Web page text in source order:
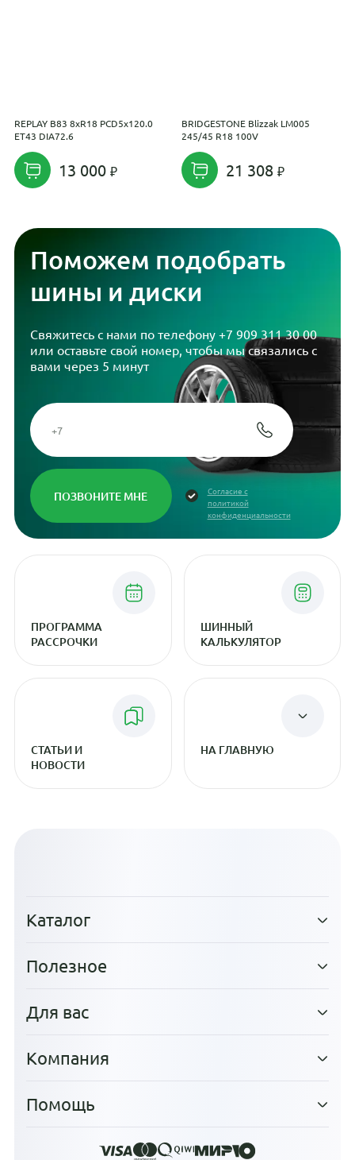
REPLAY B83 8xR18 PCD5x120.0
ET43 DIA72.6
13 000
BRIDGESTONE Blizzak LM005
245/45 R18 100V
21 308
Поможем подобрать
шины и диски
Свяжитесь с нами по телефону +7 909 311 30 00
или оставьте свой номер, чтобы мы связались с
вами через 5 минут
Согласие с
политикой
конфиденциальности
ПРОГРАММА
РАССРОЧКИ
ШИННЫЙ
КАЛЬКУЛЯТОР
СТАТЬИ И
НОВОСТИ
НА ГЛАВНУЮ
Каталог
Полезное
Для вас
Компания
Помощь